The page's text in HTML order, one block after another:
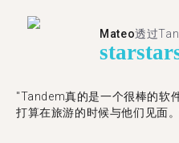
Mateo透过
starstar
"Tandem真的是一个很棒的软
打算在旅游的时候与他们见面